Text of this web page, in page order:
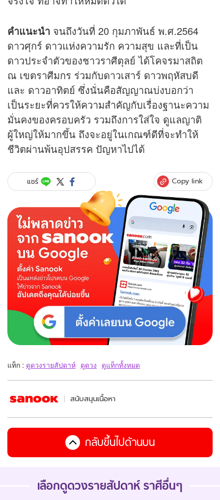
คำแนะนำ จนถึงวันที่ 20 กุมภาพันธ์ พ.ศ.2564
ดาวศุกร์ ดาวแห่งความรัก ความสุข และที่เป็น
ดาวประจำตัวของชาวราศีตุลย์ ได้โคจรมาสถิต
ณ เขตราศีมกร ร่วมกับดาวเสาร์ ดาวพฤหัสบดี
และ ดาวอาทิตย์ ซึ่งนั่นคือสัญญาณบ่งบอกว่า
เป็นระยะที่ควรให้ความสำคัญกับเรื่องฐานะความ
มั่นคงของครอบครัว รวมถึงการใส่ใจ ดูแลญาติ
ผู้ใหญ่ให้มากขึ้น ถึงจะอยู่ในเกณฑ์ดีที่จะทำให้
ชีวิตผ่านพ้นอุปสรรค ปัญหาไปได้
แชร์ Copy link
แท็ก : ดูดวงรายสัปดาห์ ดูดวง ดูแท็กทั้งหมด
สนับสนุนเนื้อหา
กลับขึ้นไปด้านบน
เลือกดูดวงรายสัปดาห์ ราศีอื่นๆ